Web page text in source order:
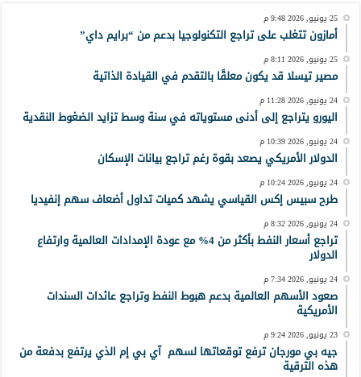
25 يونيو, 2026 9:48 م
أمازون تتغلب على تراجع التكنولوجيا بدعم من “برايم داي”
25 يونيو, 2026 8:11 م
مصير تيسلا قد يكون معلقًا بالتقدم في القيادة الذاتية
24 يونيو, 2026 11:28 م
اليورو يتراجع إلى أدنى مستوياته في سنة وسط تزايد الضغوط النقدية
24 يونيو, 2026 10:39 م
الدولار الأمريكي يصعد بقوة رغم تراجع بيانات الإسكان
24 يونيو, 2026 10:24 م
طرح سبيس إكس القياسي يشهد كميات تداول أضعاف سهم إنفيديا
24 يونيو, 2026 8:32 م
تراجع أسعار النفط بأكثر من 4% مع عودة الإمدادات العالمية وارتفاع
الدولار
24 يونيو, 2026 7:34 م
صعود الأسهم العالمية بدعم هبوط النفط وتراجع عائدات السندات
الأمريكية
23 يونيو, 2026 9:24 م
جيه بي مورجان ترفع توقعاتها لسهم آي بي إم الذي يرتفع بدفعة من
هذه الترقية